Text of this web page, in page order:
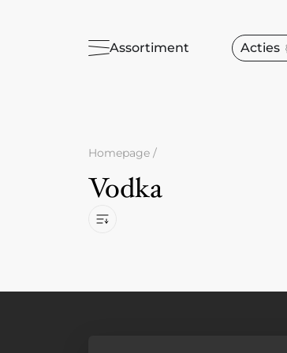
Assortiment Acties
Homepage /
Vodka